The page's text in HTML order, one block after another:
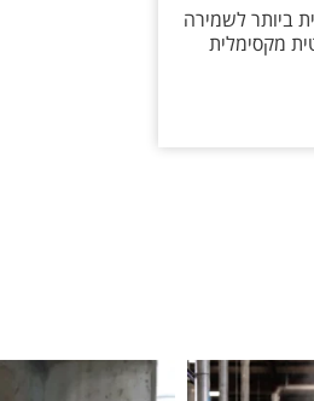
ביותר לשמירה
מקסימלית
ולכלוך מצטבר
כלי שיט? הכירו את הסטנדרט